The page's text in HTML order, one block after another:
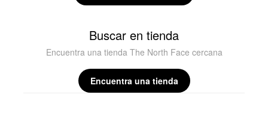
Buscar en tienda
Encuentra una tienda The North Face cercana
Encuentra una tienda